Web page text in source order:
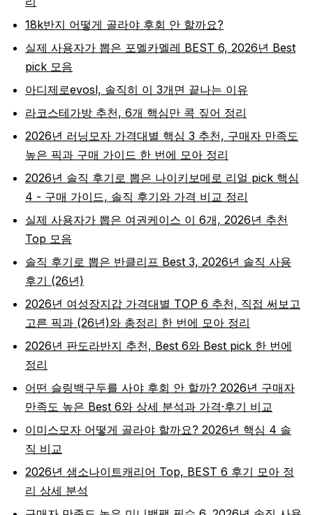
18k반지 어떻게 골라야 후회 안 할까요?
실제 사용자가 뽑은 포멜카멜레 BEST 6, 2026년 Best
pick 모음
아디제로evosl, 솔직히 이 3개면 끝나는 이유
라코스테가방 추천, 6개 핵심만 콕 짚어 정리
2026년 러닝모자 가격대별 핵심 3 추천, 구매자 만족도
높은 픽과 구매 가이드 한 번에 모아 정리
2026년 솔직 후기로 뽑은 나이키보메로 리얼 pick 핵심
4 - 구매 가이드, 솔직 후기와 가격 비교 정리
실제 사용자가 뽑은 여권케이스 이 6개, 2026년 추천
Top 모음
솔직 후기로 뽑은 반클리프 Best 3, 2026년 솔직 사용
후기 (26년)
2026년 여성장지갑 가격대별 TOP 6 추천, 직접 써보고
고른 픽과 (26년)와 총정리 한 번에 모아 정리
2026년 판도라반지 추천, Best 6와 Best pick 한 번에
정리
어떤 슬링백구두를 사야 후회 안 할까? 2026년 구매자
만족도 높은 Best 6와 상세 분석과 가격·후기 비교
이미스모자 어떻게 골라야 할까요? 2026년 핵심 4 솔
직 비교
2026년 샘소나이트캐리어 Top, BEST 6 후기 모아 정
리 상세 분석